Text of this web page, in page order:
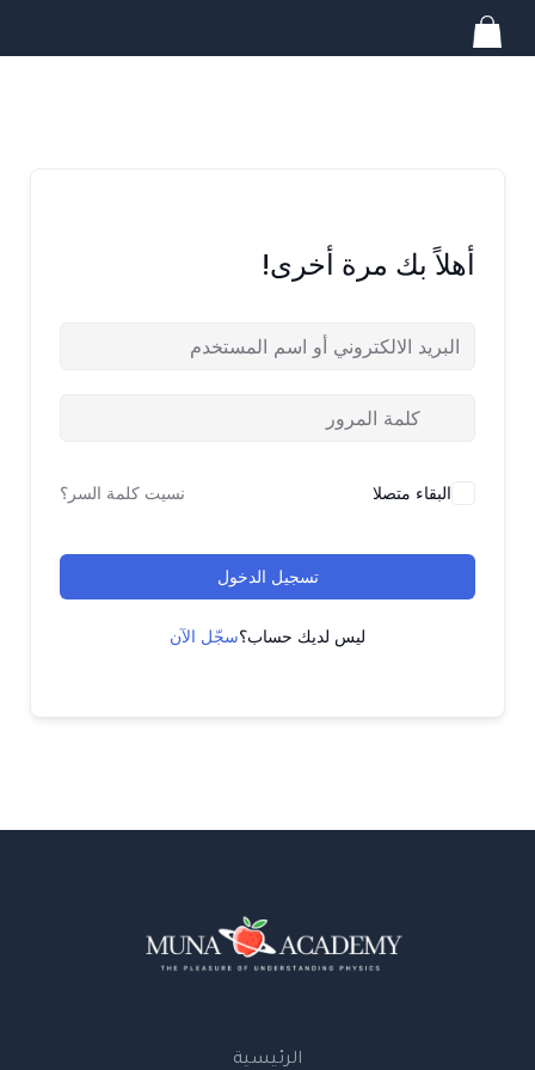
تخطي
أهلاً بك مرة أخرى!
البقاء متصلا نسيت كلمة السر؟
تسجيل الدخول
ليس لديك حساب؟سجّل الآن
الرئيسية